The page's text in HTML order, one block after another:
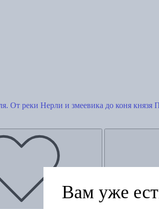
От реки Нерли и змеевика до коня князя
Вам уже